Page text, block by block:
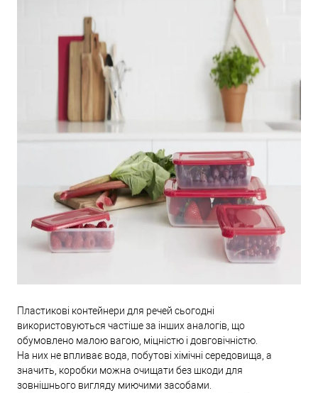
Пластикові контейнери для речей сьогодні
використовуються частіше за інших аналогів, що
обумовлено малою вагою, міцністю і довговічністю.
На них не впливає вода, побутові хімічні середовища, а
значить, коробки можна очищати без шкоди для
зовнішнього вигляду миючими засобами.